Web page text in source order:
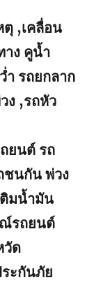
ตุ ,เคลื่อน
าง คูน้ำ
ำ รถยกลาก
ง ,รถหัว
ยนต์ รถ
ชนกัน พ่วง
ติมน้ำมัน
รถยนต์
วัด
ะกันภัย